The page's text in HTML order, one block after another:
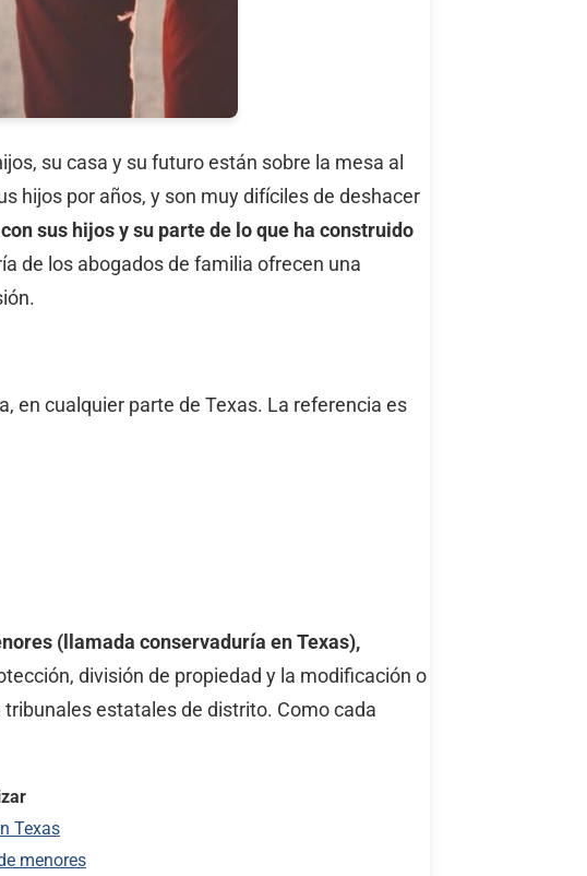
su casa y su futuro están sobre la mesa al
hijos por años, y son muy difíciles de deshacer
sus hijos y su parte de lo que ha construido
de los abogados de familia ofrecen una
en cualquier parte de Texas. La referencia es
(llamada conservaduría en Texas),
división de propiedad y la modificación o
tribunales estatales de distrito. Como cada
Texas
menores